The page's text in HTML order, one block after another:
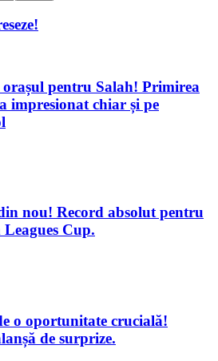
pentru Salah! Primirea
impresionat chiar și pe
nou! Record absolut pentru
Cup.
o oportunitate crucială!
de surprize.